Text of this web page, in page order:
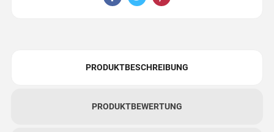
PRODUKTBESCHREIBUNG
PRODUKTBEWERTUNG